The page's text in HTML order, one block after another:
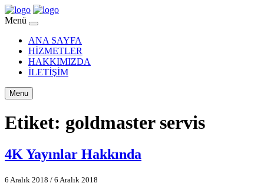
Menü
ANA SAYFA
HİZMETLER
HAKKIMIZDA
İLETİŞİM
Menu
Etiket: goldmaster servis
4K Yayınlar Hakkında
6 Aralık 2018 / 6 Aralık 2018